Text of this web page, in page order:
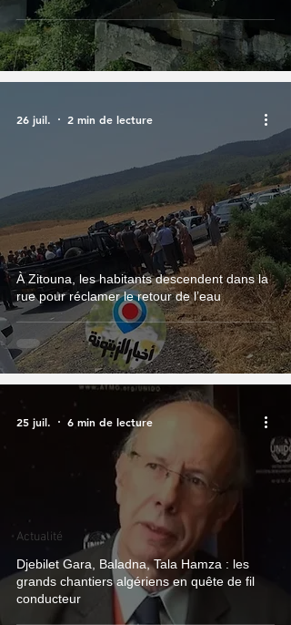
À Zitouna, les habitants descendent dans la
rue pour réclamer le retour de l’eau
26 juil. 2 min de lecture
Djebilet Gara, Baladna, Tala Hamza : les
grands chantiers algériens en quête de fil
conducteur
Actualité
25 juil. 6 min de lecture